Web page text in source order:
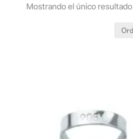
Mostrando el único resultado